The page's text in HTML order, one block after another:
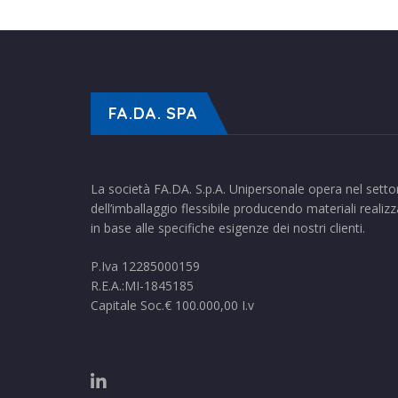
FA.DA. SPA
La società FA.DA. S.p.A. Unipersonale opera nel
dell’imballaggio flessibile producendo materiali
in base alle specifiche esigenze dei nostri clienti.
P.Iva 12285000159
R.E.A.:MI-1845185
Capitale Soc.€ 100.000,00 I.v